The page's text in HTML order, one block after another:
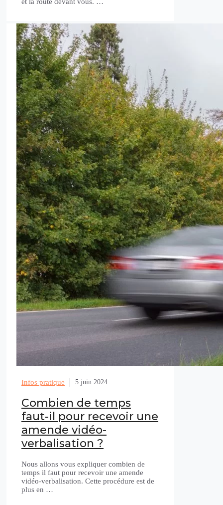
et la route devant vous. …
Infos pratique 5 juin 2024
Combien de temps
faut-il pour recevoir une
amende vidéo-
verbalisation ?
Nous allons vous expliquer combien de
temps il faut pour recevoir une amende
vidéo-verbalisation. Cette procédure est de
plus en …